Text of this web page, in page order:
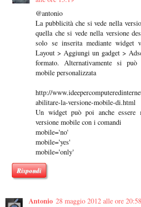
@antonio
La pubblicità che si vede nella
quella che si vede nella versione
solo se inserita mediante widget
Layout > Aggiungi un gadget >
formato. Alternativamente si può
mobile personalizzata
http://
abilitare-la-versione-mobile-di.html
Un widget può poi anche essere
versione mobile con i comandi
mobile='no'
mobile='yes'
mobile='only'
Rispondi
Antonio 28 maggio 2012 alle ore 20:58